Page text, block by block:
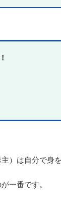
）は自分で身
一番です。